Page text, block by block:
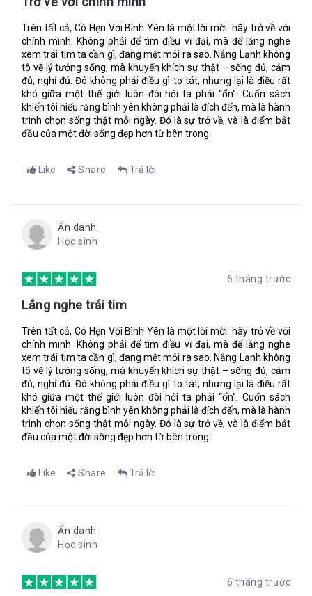
Trên tất cả, Có Hẹn Với Bình Yên là một lời mời: hãy trở về với
chính mình. Không phải để tìm điều vĩ đại, mà để lắng nghe
xem trái tim ta cần gì, đang mệt mỏi ra sao. Nắng Lạnh không
tô vẽ lý tưởng sống, mà khuyến khích sự thật – sống đủ, cảm
đủ, nghỉ đủ. Đó không phải điều gì to tát, nhưng lại là điều rất
khó giữa một thế giới luôn đòi hỏi ta phải “ổn”. Cuốn sách
khiến tôi hiểu rằng bình yên không phải là đích đến, mà là hành
trình chọn sống thật mỗi ngày. Đó là sự trở về, và là điểm bắt
đầu của một đời sống đẹp hơn từ bên trong.
Like Share Trả lời
Ẩn danh
Học sinh
6 tháng trước
Lắng nghe trái tim
Trên tất cả, Có Hẹn Với Bình Yên là một lời mời: hãy trở về với
chính mình. Không phải để tìm điều vĩ đại, mà để lắng nghe
xem trái tim ta cần gì, đang mệt mỏi ra sao. Nắng Lạnh không
tô vẽ lý tưởng sống, mà khuyến khích sự thật – sống đủ, cảm
đủ, nghỉ đủ. Đó không phải điều gì to tát, nhưng lại là điều rất
khó giữa một thế giới luôn đòi hỏi ta phải “ổn”. Cuốn sách
khiến tôi hiểu rằng bình yên không phải là đích đến, mà là hành
trình chọn sống thật mỗi ngày. Đó là sự trở về, và là điểm bắt
đầu của một đời sống đẹp hơn từ bên trong.
Like Share Trả lời
Ẩn danh
Học sinh
6 tháng trước